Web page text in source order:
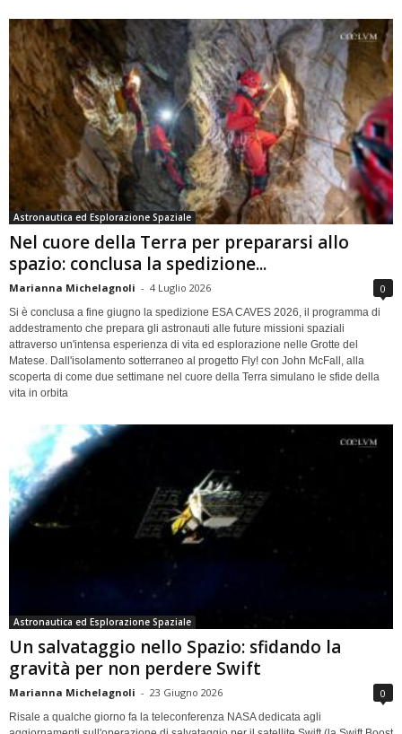
Astronautica ed Esplorazione Spaziale
Nel cuore della Terra per prepararsi allo
spazio: conclusa la spedizione...
Marianna Michelagnoli - 4 Luglio 2026 0
Si è conclusa a fine giugno la spedizione ESA CAVES 2026, il programma di
addestramento che prepara gli astronauti alle future missioni spaziali
attraverso un'intensa esperienza di vita ed esplorazione nelle Grotte del
Matese. Dall'isolamento sotterraneo al progetto Fly! con John McFall, alla
scoperta di come due settimane nel cuore della Terra simulano le sfide della
vita in orbita
Astronautica ed Esplorazione Spaziale
Un salvataggio nello Spazio: sfidando la
gravità per non perdere Swift
Marianna Michelagnoli - 23 Giugno 2026 0
Risale a qualche giorno fa la teleconferenza NASA dedicata agli